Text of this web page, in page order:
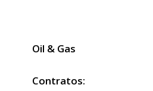
Oil & Gas
Contratos: